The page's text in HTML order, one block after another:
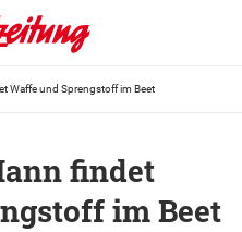
Waffe und Sprengstoff im Beet
findet
im Beet